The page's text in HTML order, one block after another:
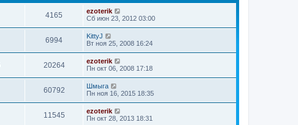
4165
ezoterik
Сб июн 23, 2012 03:00
6994
KittyJ
Вт ноя 25, 2008 16:24
20264
ezoterik
Пн окт 06, 2008 17:18
60792
Шмыга
Пн ноя 16, 2015 18:35
11545
ezoterik
Пн окт 28, 2013 18:31